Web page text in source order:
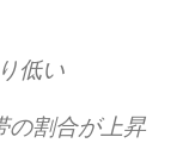
低い
の割合が上昇